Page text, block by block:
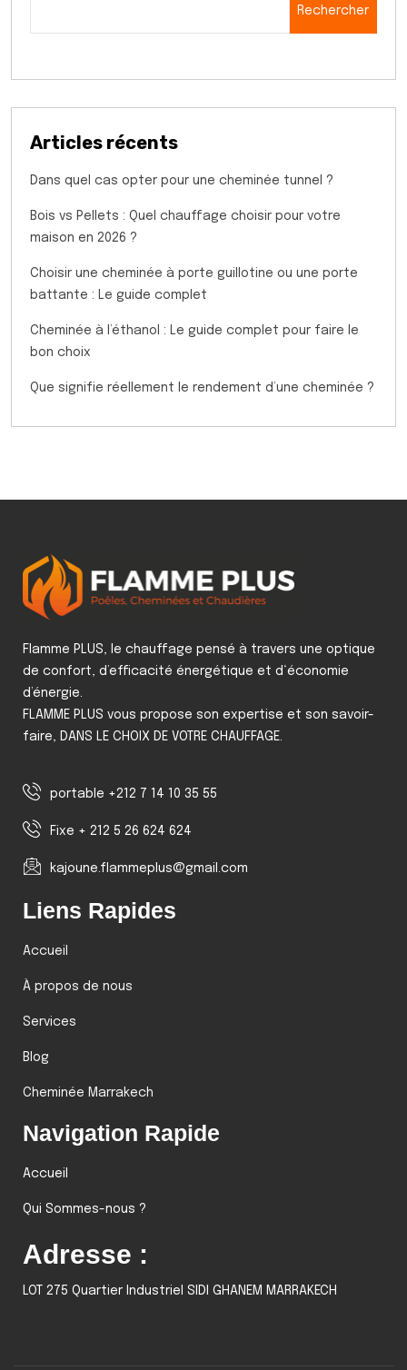
Rechercher
Articles récents
Dans quel cas opter pour une cheminée tunnel ?
Bois vs Pellets : Quel chauffage choisir pour votre
maison en 2026 ?
Choisir une cheminée à porte guillotine ou une porte
battante : Le guide complet
Cheminée à l’éthanol : Le guide complet pour faire le
bon choix
Que signifie réellement le rendement d’une cheminée ?
Flamme PLUS, le chauffage pensé à travers une optique
de confort, d’efficacité énergétique et d‘économie
d’énergie.
FLAMME PLUS vous propose son expertise et son savoir-
faire, DANS LE CHOIX DE VOTRE CHAUFFAGE.
portable +212 7 14 10 35 55
Fixe + 212 5 26 624 624
kajoune.flammeplus@gmail.com
Liens Rapides
Accueil
À propos de nous
Services
Blog
Cheminée Marrakech
Navigation Rapide
Accueil
Qui Sommes-nous ?
Adresse :
LOT 275 Quartier Industriel SIDI GHANEM MARRAKECH